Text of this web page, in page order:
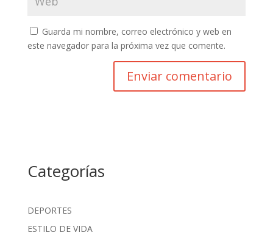
Guarda mi nombre, correo electrónico y web en
este navegador para la próxima vez que comente.
Categorías
DEPORTES
ESTILO DE VIDA